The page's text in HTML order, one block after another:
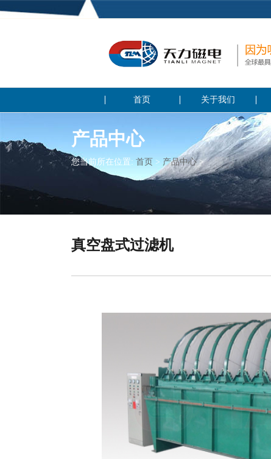
首页 关于我们
产品中心
您当前所在位置: 首页 > 产品中心>
真空盘式过滤机